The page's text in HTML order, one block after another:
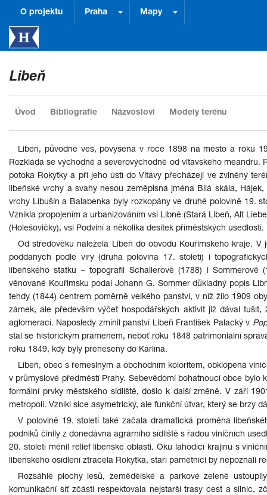
O projektu Praha Mapy
Libeň
Úvod Bibliografie Názvosloví Modely terénu
Libeň, původně ves, povýšená v roce 1898 na město a roku
Rozkládá se východně a severovýchodně od vltavského
potoka Rokytky a při jeho ústí do Vltavy přecházejí ve zvlněný
libeňské vrchy a svahy nesou zeměpisná jména Bílá skála,
vrchy Libušín a Balabenka byly rozkopány ve druhé polovině 19.
Vznikla propojením a urbanizováním vsi Libně (Stará Libeň, Alt
(Holešovičky), vsi Podviní a několika desítek příměstských usedlostí.
Od středověku náležela Libeň do obvodu Kouřimského kraje.
poddaných podle víry (druhá polovina 17. století) i
libeňského statku – topografii Schallerově (1788) i
věnované Kouřimsku podal Johann G. Sommer důkladný popis
tehdy (1844) centrem poměrně velkého panství, v níž žilo 1909
zámek, ale především výčet hospodářských aktivit již dával
aglomerací. Naposledy zmínil panství Libeň František Palacký v
stal se historickým pramenem, neboť roku 1848 patrimoniální
roku 1849, kdy byly přeneseny do Karlína.
Libeň, obec s řemeslným a obchodním koloritem, obklopená
v průmyslové předměstí Prahy. Sebevědomí bohatnoucí obce
formální prvky městského sídliště, došlo k další změně. V září
metropolí. Vznikl sice asymetrický, ale funkční útvar, který se brzy
V polovině 19. století také začala dramatická proměna
podniků činily z donedávna agrárního sídliště s řadou viničních
20. století měnil reliéf libeňské oblasti. Oku lahodící krajinu s
libeňského osídlení ztrácela Rokytka, staří pamětníci by nepoznali
Rozsáhlé plochy lesů, zemědělské a parkové zeleně
komunikační síť zčásti respektovala nejstarší trasy cest a silnic,